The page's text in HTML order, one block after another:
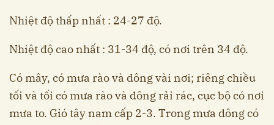
Nhiệt độ thấp nhất : 24-27 độ.
Nhiệt độ cao nhất : 31-34 độ, có nơi trên 34 độ.
Có mây, có mưa rào và dông vài nơi; riêng chiều
tối và tối có mưa rào và dông rải rác, cục bộ có nơi
mưa to. Gió tây nam cấp 2-3. Trong mưa dông có